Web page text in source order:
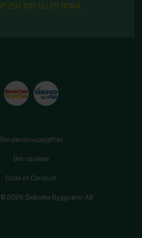
210 100 ELLER BOKA
Om personuppgifter
Om cookies
Code of Conduct
2026 Skånska Byggvaror AB